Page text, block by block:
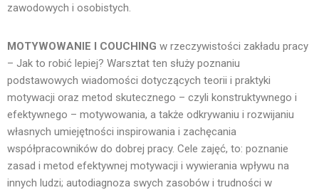
zawodowych i osobistych.
MOTYWOWANIE I COUCHING w rzeczywistości zakładu pracy
– Jak to robić lepiej? Warsztat ten służy poznaniu
podstawowych wiadomości dotyczących teorii i praktyki
motywacji oraz metod skutecznego – czyli konstruktywnego i
efektywnego – motywowania, a także odkrywaniu i rozwijaniu
własnych umiejętności inspirowania i zachęcania
współpracowników do dobrej pracy. Cele zajęć, to: poznanie
zasad i metod efektywnej motywacji i wywierania wpływu na
innych ludzi; autodiagnoza swych zasobów i trudności w